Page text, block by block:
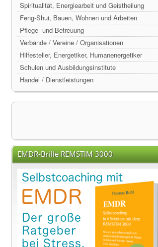
Spiritualität, Energiearbeit und Geistheilung
Feng-Shui, Bauen, Wohnen und Arbeiten
Pflege- und Betreuung
Verbände / Vereine / Organisationen
Hilfesteller, Energetiker, Humanenergetiker
Schulen und Ausbildungsinstitute
Handel / Dienstleistungen
EMDR-Brille REMSTIM 3000